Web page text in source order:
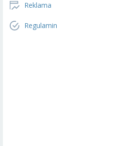
Reklama
Regulamin